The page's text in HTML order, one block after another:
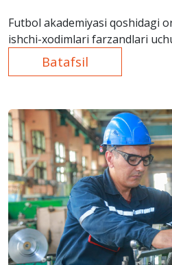
Futbol akademiyasi qoshidagi
ishchi-xodimlari farzandlari
Batafsil